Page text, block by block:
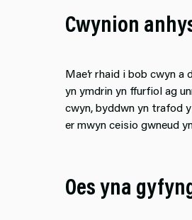
Cwynion
Mae’r rhaid i bob cwyn
yn ymdrin yn ffurfiol ag
cwyn, byddwn yn trafod
er mwyn ceisio gwneud
Oes yna